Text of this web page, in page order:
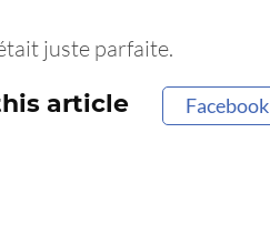
juste parfaite.
article Facebook